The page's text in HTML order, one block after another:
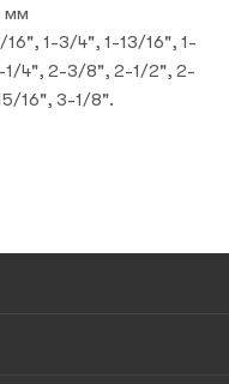
мм
1-3/4", 1-13/16", 1-
4", 2-3/8", 2-1/2", 2-
16", 3-1/8".